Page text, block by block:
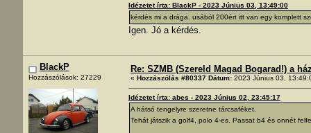
Idézetet írta: BlackP - 2023 Június 03, 13:49:00
kérdés mi a drága. usából 200ért itt van egy komplett
Igen. Jó a kérdés.
BlackP
Hozzászólások: 27229
Re: SZMB (Szereld Magad Bogarad!) a
« Hozzászólás #80337 Dátum: 2023 Június 03,
Idézetet írta: abes - 2023 Június 02, 23:45:17
A hátsó tengelyre szeretne tárcsaféket.
Tehát játszik a golf4, polo 4-es. Passat b4 és onnét